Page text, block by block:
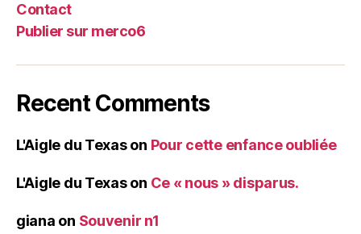
Contact
Publier sur merco6
Recent Comments
L'Aigle du Texason Pour cette enfance oubliée
L'Aigle du Texason Ce « nous » disparus.
giana on Souvenir n1